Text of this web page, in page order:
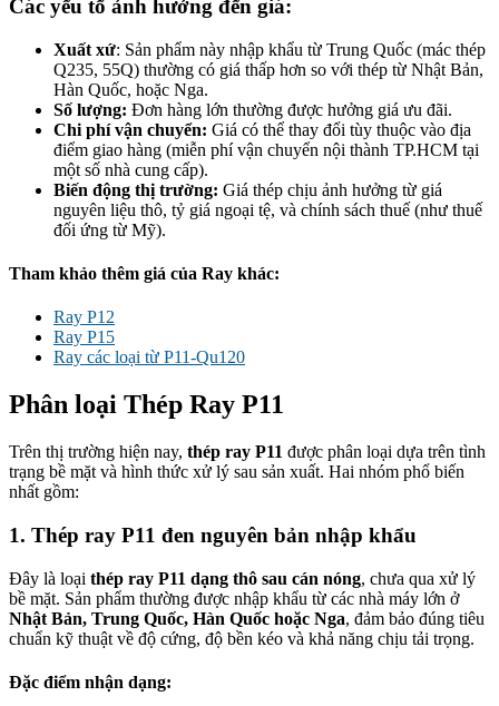
Các yếu tố ảnh hưởng đến giá:
Xuất xứ: Sản phẩm này nhập khẩu từ Trung Quốc (mác thép
Q235, 55Q) thường có giá thấp hơn so với thép từ Nhật Bản,
Hàn Quốc, hoặc Nga.
Số lượng: Đơn hàng lớn thường được hưởng giá ưu đãi.
Chi phí vận chuyển: Giá có thể thay đổi tùy thuộc vào địa
điểm giao hàng (miễn phí vận chuyển nội thành TP.HCM tại
một số nhà cung cấp).
Biến động thị trường: Giá thép chịu ảnh hưởng từ giá
nguyên liệu thô, tỷ giá ngoại tệ, và chính sách thuế (như thuế
đối ứng từ Mỹ).
Tham khảo thêm giá của Ray khác:
Ray P12
Ray P15
Ray các loại từ P11-Qu120
Phân loại Thép Ray P11
Trên thị trường hiện nay, thép ray P11 được phân loại dựa trên tình
trạng bề mặt và hình thức xử lý sau sản xuất. Hai nhóm phổ biến
nhất gồm:
1. Thép ray P11 đen nguyên bản nhập khẩu
Đây là loại thép ray P11 dạng thô sau cán nóng, chưa qua xử lý
bề mặt. Sản phẩm thường được nhập khẩu từ các nhà máy lớn ở
Nhật Bản, Trung Quốc, Hàn Quốc hoặc Nga, đảm bảo đúng tiêu
chuẩn kỹ thuật về độ cứng, độ bền kéo và khả năng chịu tải trọng.
Đặc điểm nhận dạng: